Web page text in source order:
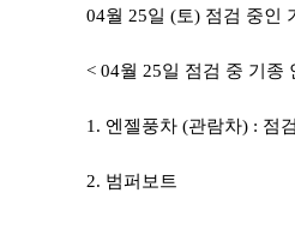
04월 25일 (토) 점검 중인
< 04월 25일 점검 중 기종
1. 엔젤풍차 (관람차) : 점
2. 범퍼보트